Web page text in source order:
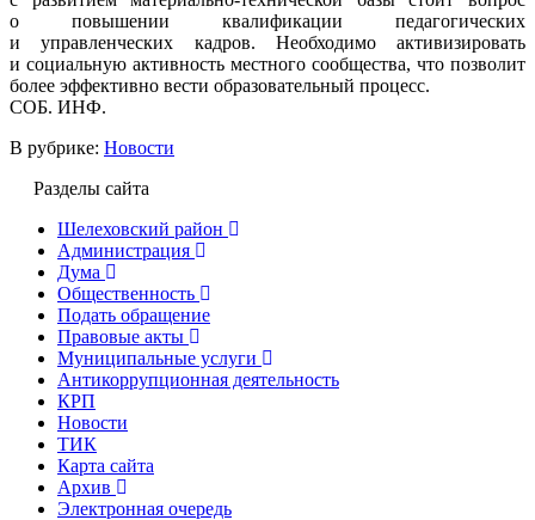
о повышении квалификации педагогических
и управленческих кадров. Необходимо активизировать
и социальную активность местного сообщества, что позволит
более эффективно вести образовательный процесс.
СОБ. ИНФ.
В рубрике: Новости
Разделы сайта
Шелеховский район
Администрация
Дума
Общественность
Подать обращение
Правовые акты
Муниципальные услуги
Антикоррупционная деятельность
КРП
Новости
ТИК
Карта сайта
Архив
Электронная очередь